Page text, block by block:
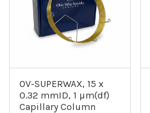
OV-SUPERWAX, 15 x
0.32 mmID, 1 µm(df)
Capillary Column